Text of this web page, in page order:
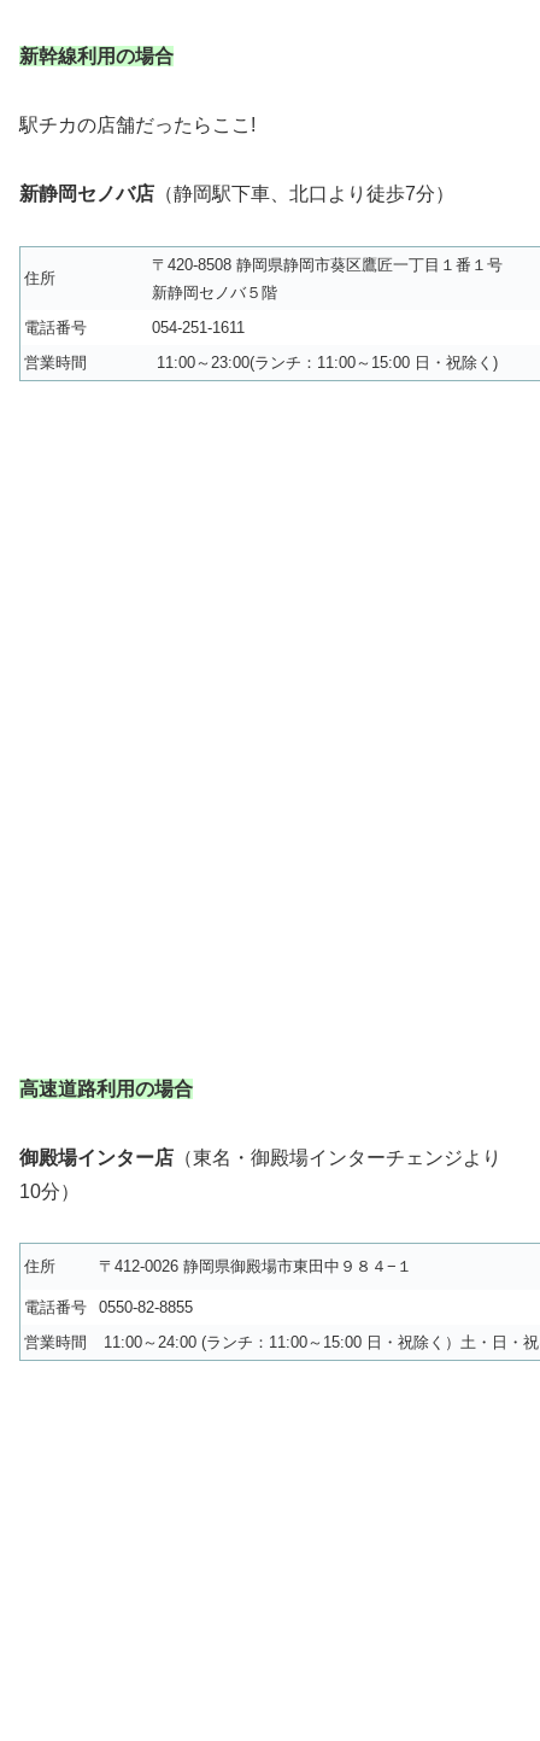
新幹線利用の場合
駅チカの店舗だったらここ!
新静岡セノバ店 （静岡駅下車、北口より徒歩7分）
住所
〒420-8508 静岡県静岡市葵区鷹匠一丁目１番１号
新静岡セノバ５階
電話番号
054-251-1611
営業時間
11:00～23:00(ランチ：11:00～15:00 日・祝除く)
高速道路利用の場合
御殿場インター店 （東名・御殿場インターチェンジより
10分）
住所 〒412-0026 静岡県御殿場市東田中９８４−１
電話番号
0550-82-8855
営業時間
11:00～24:00 (ランチ：11:00～15:00 日・祝除く）土・日・